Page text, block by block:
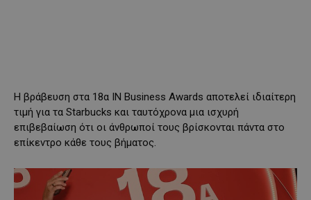
Η βράβευση στα 18α IN Business Awards αποτελεί ιδιαίτερη
τιμή για τα Starbucks και ταυτόχρονα μια ισχυρή
επιβεβαίωση ότι οι άνθρωποί τους βρίσκονται πάντα στο
επίκεντρο κάθε τους βήματος.